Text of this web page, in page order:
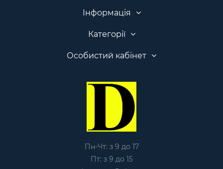
Інформація
Категорії
Особистий кабінет
Пн-Чт: з 9 до 17
Пт: з 9 до 15